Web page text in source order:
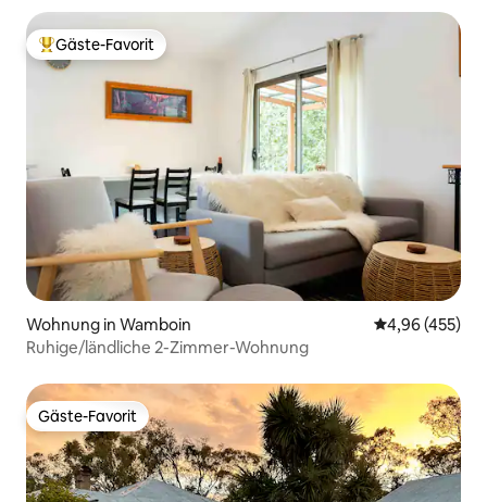
Beliebter Gäste-Favorit.
Gäste-Favorit
Wohnung in Wamboin
4,96 (455)
Ruhige/ländliche 2-Zimmer-Wohnung
Gäste-Favorit
Gäste-Favorit